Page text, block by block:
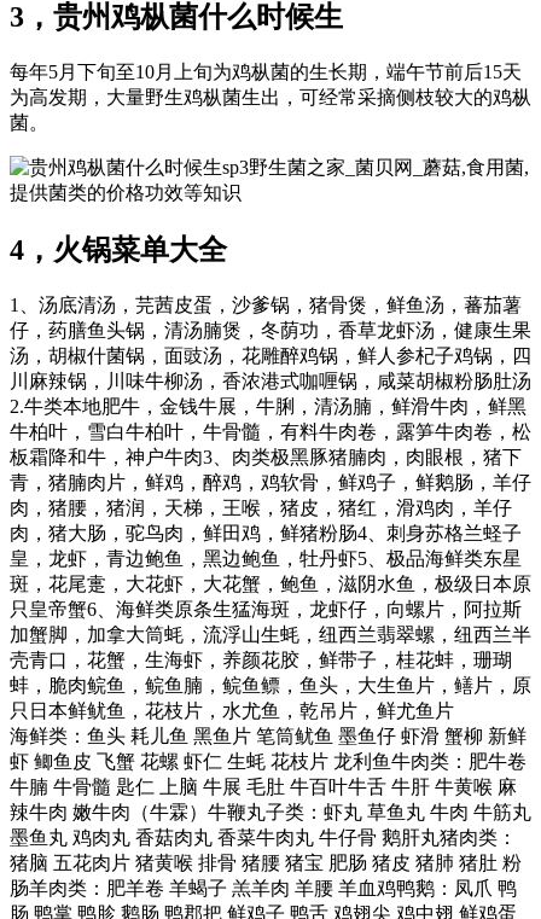
3，贵州鸡枞菌什么时候生
每年5月下旬至10月上旬为鸡枞菌的生长期，端午节前后15天
为高发期，大量野生鸡枞菌生出，可经常采摘侧枝较大的鸡枞
菌。
sp3野生菌之家_菌贝网_蘑菇,食用菌,
提供菌类的价格功效等知识
4，火锅菜单大全
1、汤底清汤，芫茜皮蛋，沙爹锅，猪骨煲，鲜鱼汤，蕃茄薯
仔，药膳鱼头锅，清汤腩煲，冬荫功，香草龙虾汤，健康生果
汤，胡椒什菌锅，面豉汤，花雕醉鸡锅，鲜人参杞子鸡锅，四
川麻辣锅，川味牛柳汤，香浓港式咖喱锅，咸菜胡椒粉肠肚汤
2.牛类本地肥牛，金钱牛展，牛脷，清汤腩，鲜滑牛肉，鲜黑
牛柏叶，雪白牛柏叶，牛骨髓，有料牛肉卷，露笋牛肉卷，松
板霜降和牛，神户牛肉3、肉类极黑豚猪腩肉，肉眼根，猪下
青，猪腩肉片，鲜鸡，醉鸡，鸡软骨，鲜鸡子，鲜鹅肠，羊仔
肉，猪腰，猪润，天梯，王喉，猪皮，猪红，滑鸡肉，羊仔
肉，猪大肠，驼鸟肉，鲜田鸡，鲜猪粉肠4、刺身苏格兰蛏子
皇，龙虾，青边鲍鱼，黑边鲍鱼，牡丹虾5、极品海鲜类东星
斑，花尾疐，大花虾，大花蟹，鲍鱼，滋阴水鱼，极级日本原
只皇帝蟹6、海鲜类原条生猛海斑，龙虾仔，向螺片，阿拉斯
加蟹脚，加拿大筒蚝，流浮山生蚝，纽西兰翡翠螺，纽西兰半
壳青口，花蟹，生海虾，养颜花胶，鲜带子，桂花蚌，珊瑚
蚌，脆肉鲩鱼，鲩鱼腩，鲩鱼鳔，鱼头，大生鱼片，鳝片，原
只日本鲜鱿鱼，花枝片，水尤鱼，乾吊片，鲜尤鱼片
海鲜类：鱼头 耗儿鱼 黑鱼片 笔筒鱿鱼 墨鱼仔 虾滑 蟹柳 新鲜
虾 鲫鱼皮 飞蟹 花螺 虾仁 生蚝 花枝片 龙利鱼牛肉类：肥牛卷
牛腩 牛骨髓 匙仁 上脑 牛展 毛肚 牛百叶牛舌 牛肝 牛黄喉 麻
辣牛肉 嫩牛肉（牛霖）牛鞭丸子类：虾丸 草鱼丸 牛肉 牛筋丸
墨鱼丸 鸡肉丸 香菇肉丸 香菜牛肉丸 牛仔骨 鹅肝丸猪肉类：
猪脑 五花肉片 猪黄喉 排骨 猪腰 猪宝 肥肠 猪皮 猪肺 猪肚 粉
肠羊肉类：肥羊卷 羊蝎子 羔羊肉 羊腰 羊血鸡鸭鹅：凤爪 鸭
肠 鸭掌 鸭胗 鹅肠 鸭郡把 鲜鸡子 鸭舌 鸡翅尖 鸡中翅 鲜鸡蛋